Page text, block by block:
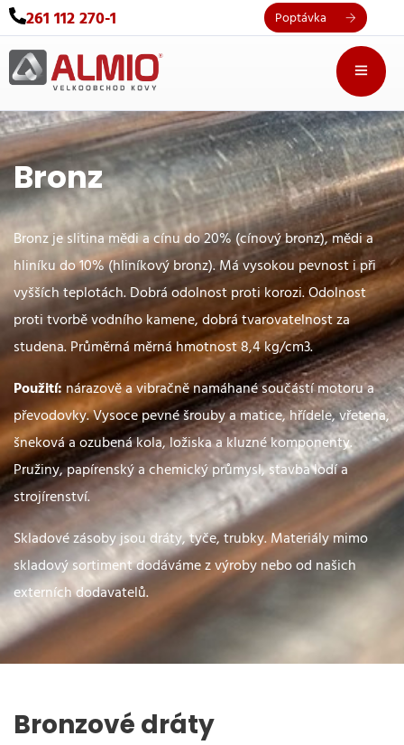
261 112 270-1 Poptávka
Bronz
Bronz je slitina mědi a cínu do 20% (cínový bronz), mědi a
hliníku do 10% (hliníkový bronz). Má vysokou pevnost i při
vyšších teplotách. Dobrá odolnost proti korozi. Odolnost
proti tvorbě vodního kamene, dobrá tvarovatelnost za
studena. Průměrná měrná hmotnost 8,4 kg/cm3.
Použití:nárazově a vibračně namáhané součástí motoru a
převodovky. Vysoce pevné šrouby a matice, hřídele, vřetena,
šneková a ozubená kola, ložiska a kluzné komponenty.
Pružiny, papírenský a chemický průmysl, stavba lodí a
strojírenství.
Skladové zásoby jsou dráty, tyče, trubky. Materiály mimo
skladový sortiment dodáváme z výroby nebo od našich
externích dodavatelů.
Bronzové dráty